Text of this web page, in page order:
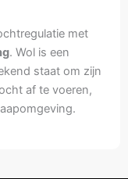
met
. Wol is een
staat om zijn
af te voeren,